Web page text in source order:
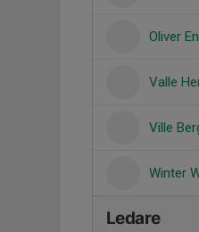
Oliver
Valle
Ville
Winter
Ledare